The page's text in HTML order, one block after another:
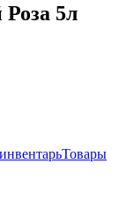
5л
Товары